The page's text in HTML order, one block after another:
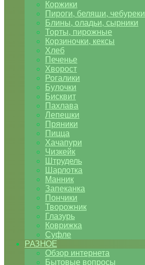
Коржики
Пироги, беляши, чебуреки
Блины, оладьи, сырники
Торты, пирожные
Корзиночки, кексы
Хлеб
Печенье
Хворост
Рогалики
Булочки
Бисквит
Пахлава
Лепешки
Пряники
Пицца
Хачапури
Чизкейк
Штрудель
Шарлотка
Манник
Запеканка
Пончики
Творожник
Глазурь
Коврижка
Суфле
РАЗНОЕ
Обзор интернета
Бытовые вопросы